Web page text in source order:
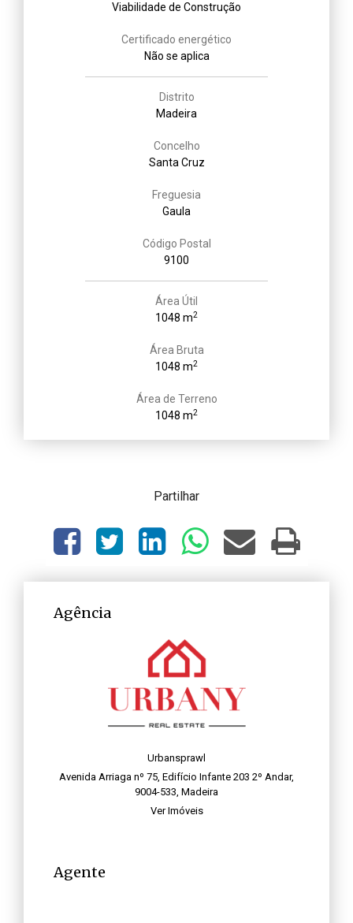
Viabilidade de Construção
Certificado energético
Não se aplica
Distrito
Madeira
Concelho
Santa Cruz
Freguesia
Gaula
Código Postal
9100
Área Útil
1048 m2
Área Bruta
1048 m2
Área de Terreno
1048 m2
Partilhar
Agência
Urbansprawl
Avenida Arriaga nº 75, Edifício Infante 203 2º Andar,
9004-533, Madeira
Ver Imóveis
Agente